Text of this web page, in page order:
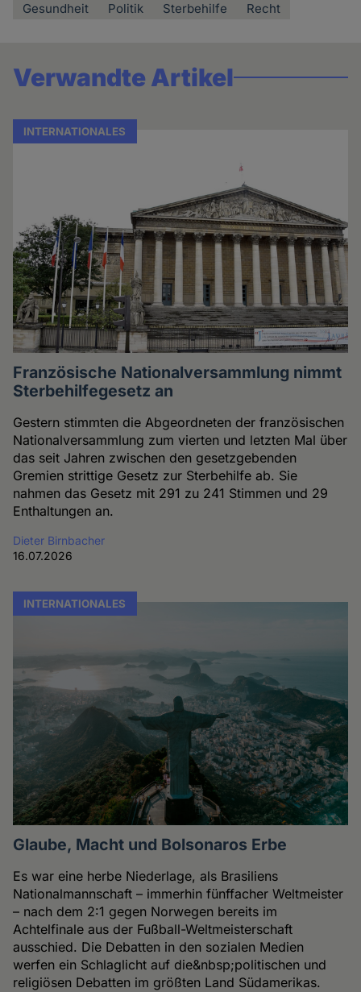
Gesundheit Politik Sterbehilfe Recht
Verwandte Artikel
INTERNATIONALES
Französische Nationalversammlung nimmt
Sterbehilfegesetz an
Gestern stimmten die Abgeordneten der französischen
Nationalversammlung zum vierten und letzten Mal über
das seit Jahren zwischen den gesetzgebenden
Gremien strittige Gesetz zur Sterbehilfe ab. Sie
nahmen das Gesetz mit 291 zu 241 Stimmen und 29
Enthaltungen an.
Dieter Birnbacher
16.07.2026
INTERNATIONALES
Glaube, Macht und Bolsonaros Erbe
Es war eine herbe Niederlage, als Brasiliens
Nationalmannschaft – immerhin fünffacher Weltmeister
– nach dem 2:1 gegen Norwegen bereits im
Achtelfinale aus der Fußball-Weltmeisterschaft
ausschied. Die Debatten in den sozialen Medien
werfen ein Schlaglicht auf die&nbsp;politischen und
religiösen Debatten im größten Land Südamerikas.